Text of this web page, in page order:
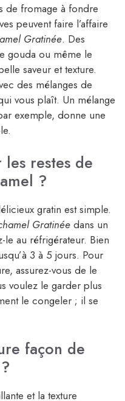
de fromage à fondre
peuvent faire l’affaire
Gratinée. Des
gouda ou même le
saveur et texture.
des mélanges de
vous plaît. Un mélange
exemple, donne une
restes de
?
gratin est simple.
Gratinée dans un
le au réfrigérateur. Bien
3 à 5 jours. Pour
assurez-vous de le
voulez le garder plus
le congeler ; il se
façon de
et la texture